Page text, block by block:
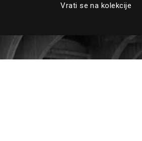
Vrati se na kolekcije